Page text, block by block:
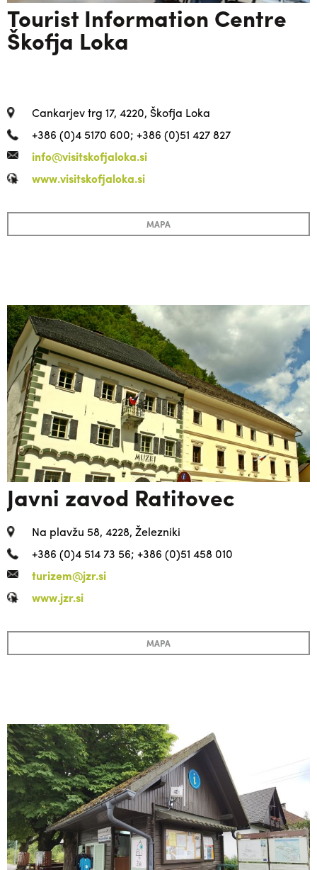
Tourist Information Centre
Škofja Loka
Cankarjev trg 17, 4220, Škofja Loka
+386 (0)4 5170 600; +386 (0)51 427 827
info@visitskofjaloka.si
www.visitskofjaloka.si
MAPA
Javni zavod Ratitovec
Na plavžu 58, 4228, Železniki
+386 (0)4 514 73 56; +386 (0)51 458 010
turizem@jzr.si
www.jzr.si
MAPA